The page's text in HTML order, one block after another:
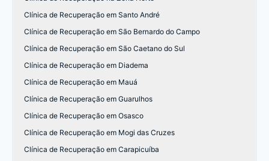
Clínica de Recuperação em Santo André
Clínica de Recuperação em São Bernardo do Campo
Clínica de Recuperação em São Caetano do Sul
Clínica de Recuperação em Diadema
Clínica de Recuperação em Mauá
Clínica de Recuperação em Guarulhos
Clínica de Recuperação em Osasco
Clínica de Recuperação em Mogi das Cruzes
Clínica de Recuperação em Carapicuíba